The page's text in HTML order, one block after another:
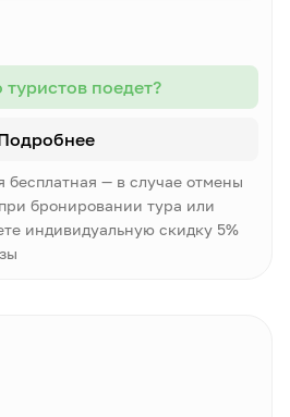
туристов поедет?
— в случае отмены
бронировании тура или
индивидуальную скидку 5%